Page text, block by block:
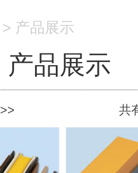
> 产品展示
产品展示
>> 共